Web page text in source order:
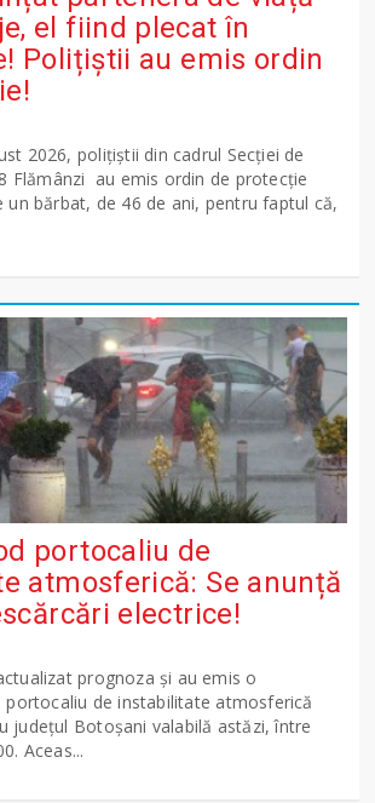
el fiind plecat în
Polițiștii au emis ordin
2026, polițiștii din cadrul Secției de
Flămânzi au emis ordin de protecție
bărbat, de 46 de ani, pentru faptul că,
portocaliu de
atmosferică: Se anunță
electrice!
prognoza și au emis o
portocaliu de instabilitate atmosferică
județul Botoșani valabilă astăzi, între
Aceas...